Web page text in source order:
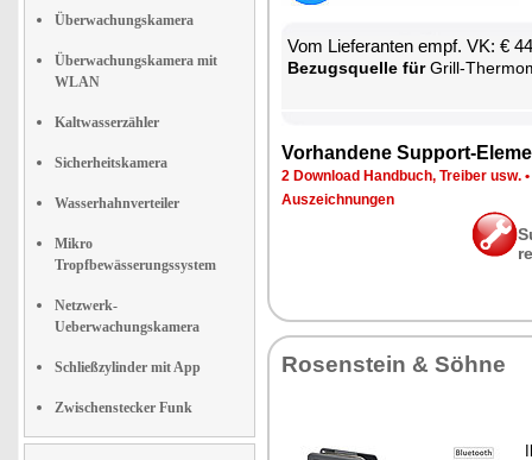
Überwachungskamera
Überwachungskamera mit
WLAN
Kaltwasserzähler
Sicherheitskamera
Wasserhahnverteiler
Mikro
Tropfbewässerungssystem
Netzwerk-
Ueberwachungskamera
Schließzylinder mit App
Zwischenstecker Funk
Vom Lie­fe­ran­ten empf. VK: €
Be­zugs­quel­le fürGrill-
Vor­han­de­ne Sup­port-
2 Down­load Hand­buch, Trei­ber usw. •
Aus­zeich­nun­gen
Ro­sen­stein & Söh­ne